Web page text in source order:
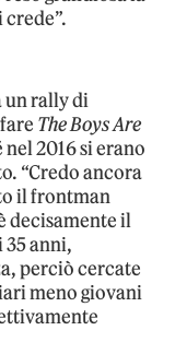
un rally di
The Boys Are
2016 si erano
“Credo ancora
il frontman
decisamente il
anni,
perciò cercate
meno giovani